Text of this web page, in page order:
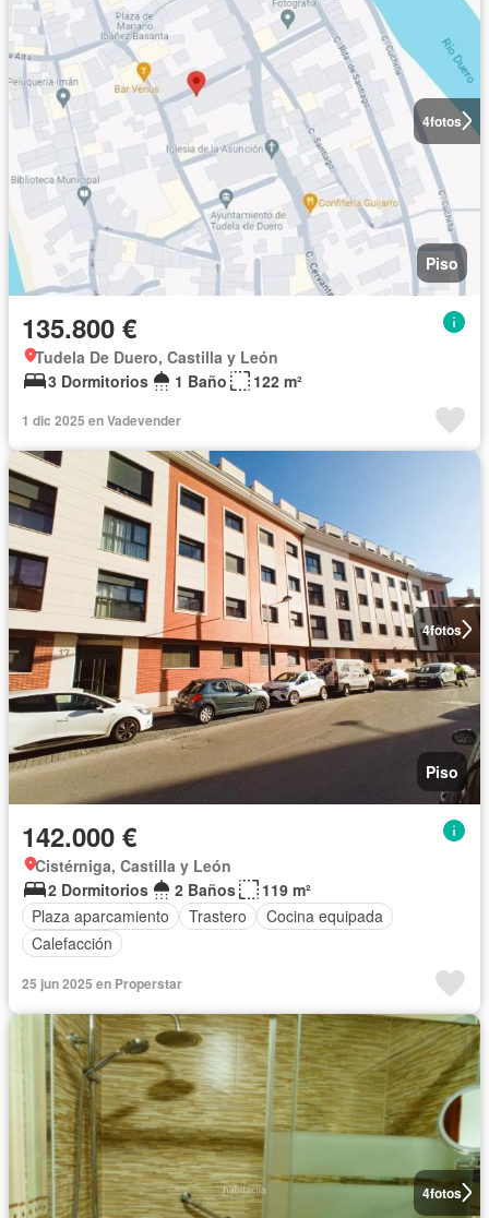
4fotos
Piso
135.800 €
Tudela De Duero, Castilla y León
3 Dormitorios
1 Baño 122 m²
1 dic 2025 en Vadevender
4fotos
Piso
142.000 €
Cistérniga, Castilla y León
2 Dormitorios
2 Baños
119 m²
Plaza aparcamiento
Trastero
Cocina equipada
Calefacción
25 jun 2025 en Properstar
4fotos